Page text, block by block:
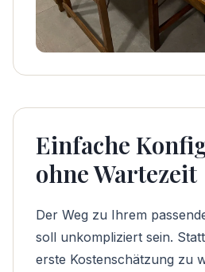
Einfache
ohne Wartezeit
Der Weg zu Ihrem
soll unkompliziert sein.
erste Kostenschätzung zu